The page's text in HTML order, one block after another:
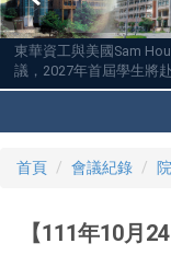
東華資工與美國Sam
議，2027年首屆學生將
首頁 會議紀錄
【111年10月